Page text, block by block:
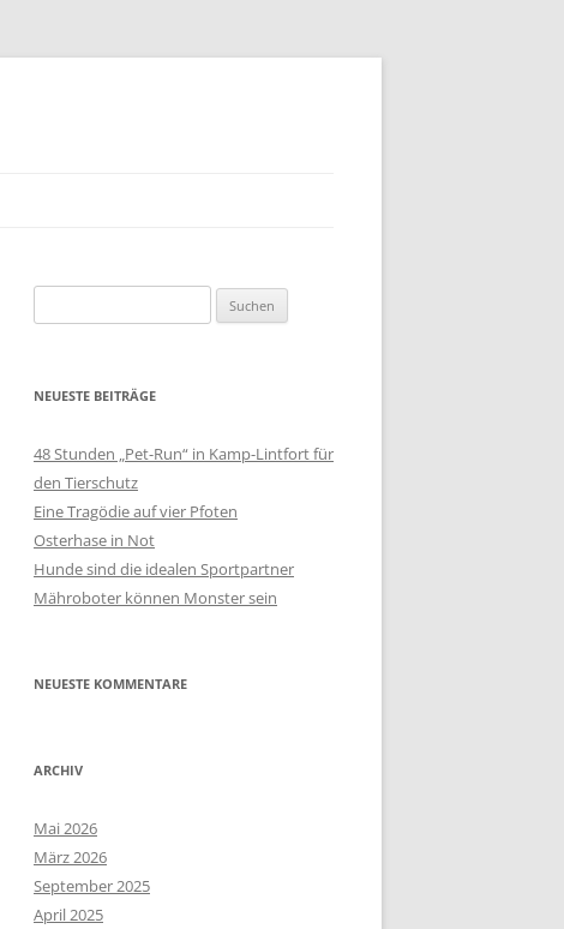
nach:
NEUESTE BEITRÄGE
48 Stunden „Pet-Run“ in Kamp-Lintfort für
den Tierschutz
Eine Tragödie auf vier Pfoten
Osterhase in Not
Hunde sind die idealen Sportpartner
Mähroboter können Monster sein
NEUESTE KOMMENTARE
ARCHIV
Mai 2026
März 2026
September 2025
April 2025